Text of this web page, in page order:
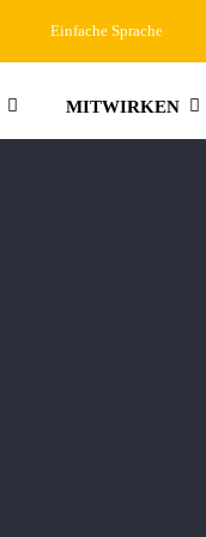
Einfache Sprache
MITWIRKEN